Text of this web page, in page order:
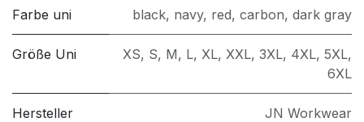
Farbe uni black, navy, red, carbon, dark gray
Größe Uni XS, S, M, L, XL, XXL, 3XL, 4XL, 5XL,
6XL
Hersteller JN Workwear